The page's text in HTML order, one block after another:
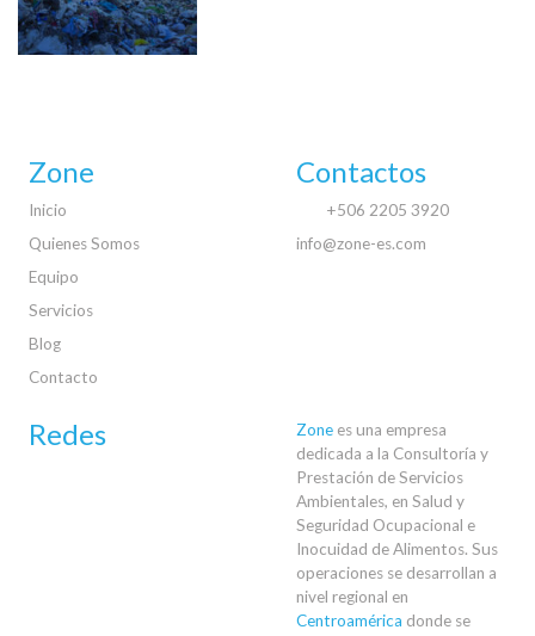
Zone
Inicio
Quienes Somos
Equipo
Servicios
Blog
Contacto
Contactos
+506 2205 3920
info@zone-es.com
Redes Zone es una empresa
dedicada a la Consultoría y
Prestación de Servicios
Ambientales, en Salud y
Seguridad Ocupacional e
Inocuidad de Alimentos. Sus
operaciones se desarrollan a
nivel regional en
Centroamérica donde se